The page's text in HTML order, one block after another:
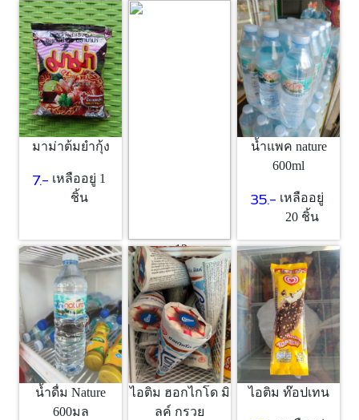
ซอส
25.- เหลืออยู่
1 ชิ้น
มาม่าต้มยำกุ้ง
7.- เหลืออยู่ 1
ชิ้น
ขนม12บาท
12.- เหลืออยู่
10 ชิ้น
น้ำแพค nature
600ml
35.- เหลืออยู่
20 ชิ้น
น้ำดื่ม Nature
600มล
ไอติม ฮอกไกโด มิ
ลค์ กรวย
ไอติม ท๊อปเทน